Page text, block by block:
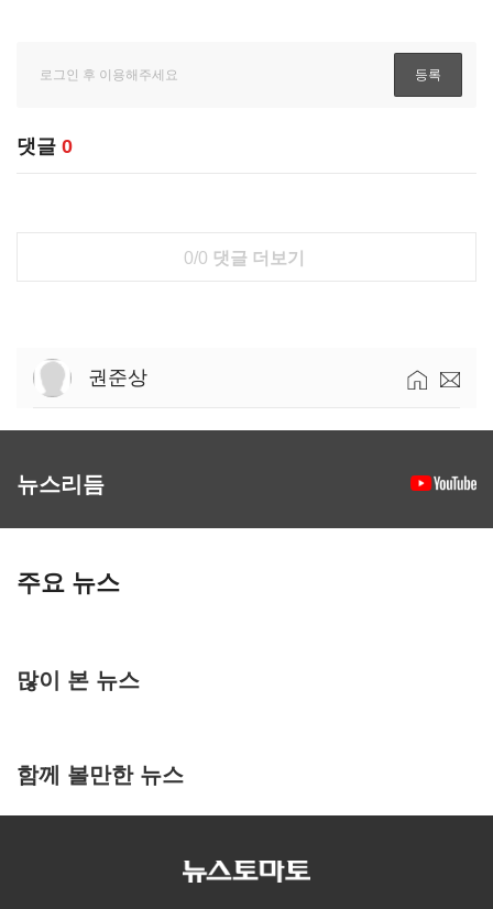
댓글 0
0/0 댓글 더보기
권준상
뉴스리듬
주요 뉴스
많이 본 뉴스
함께 볼만한 뉴스